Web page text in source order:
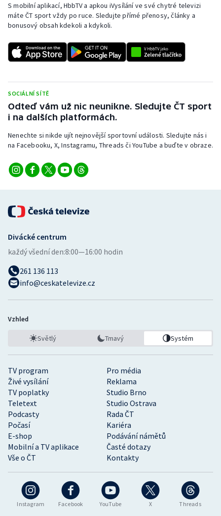
Rychlostní kanoistika
Short track
Sportovní střelba
Stolní tenis
Triatlon
Vodní slalom
Volejbal
S mobilní aplikací, HbbTV a apkou iVysílání ve své chytré televizi
máte ČT sport vždy po ruce. Sledujte přímé přenosy, články a
bonusový obsah kdekoli a kdykoli.
SOCIÁLNÍ SÍTĚ
Odteď vám už nic neunikne. Sledujte ČT sport
i na dalších platformách.
Nenechte si nikde ujít nejnovější sportovní události. Sledujte nás i
na Facebooku, X, Instagramu, Threads či YouTube a buďte v obraze.
Instagram Facebook YouTube X Threads
TV program
Pro média
Živé vysílání
Reklama
TV poplatky
Studio Brno
Teletext
Studio Ostrava
Podcasty
Rada ČT
Počasí
Kariéra
E-shop
Podávání námětů
Mobilní a TV aplikace
Časté dotazy
Vše o ČT
Kontakty
Divácké centrum
každý všední den:8:00—16:00 hodin
261 136 113
info@ceskatelevize.cz
Vzhled
Světlý Tmavý Systém